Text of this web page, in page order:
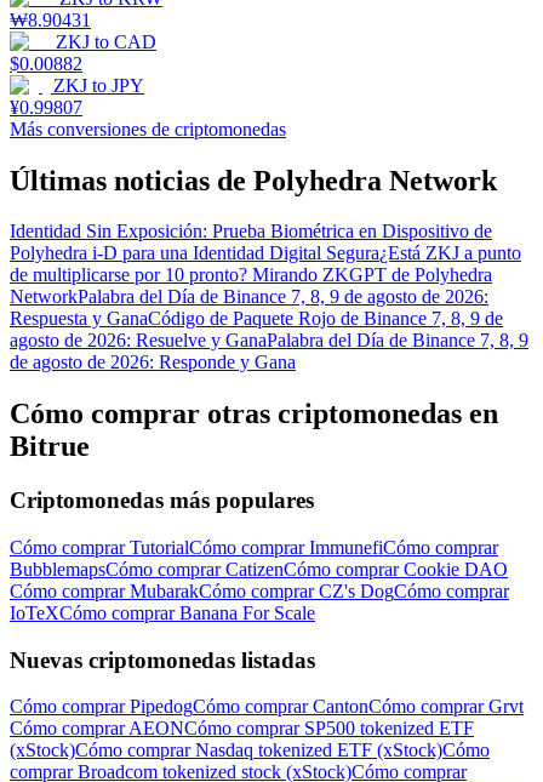
₩8.90431
ZKJ to CAD
$0.00882
ZKJ to JPY
¥0.99807
Más conversiones de criptomonedas
Últimas noticias de Polyhedra Network
Identidad Sin Exposición: Prueba Biométrica en Dispositivo de
Polyhedra i-D para una Identidad Digital Segura¿Está ZKJ a punto
de multiplicarse por 10 pronto? Mirando ZKGPT de Polyhedra
NetworkPalabra del Día de Binance 7, 8, 9 de agosto de 2026:
Respuesta y GanaCódigo de Paquete Rojo de Binance 7, 8, 9 de
agosto de 2026: Resuelve y GanaPalabra del Día de Binance 7, 8, 9
de agosto de 2026: Responde y Gana
Cómo comprar otras criptomonedas en
Bitrue
Criptomonedas más populares
Cómo comprar TutorialCómo comprar ImmunefiCómo comprar
BubblemapsCómo comprar CatizenCómo comprar Cookie DAO
Cómo comprar MubarakCómo comprar CZ's DogCómo comprar
IoTeXCómo comprar Banana For Scale
Nuevas criptomonedas listadas
Cómo comprar PipedogCómo comprar CantonCómo comprar Grvt
Cómo comprar AEONCómo comprar SP500 tokenized ETF
(xStock)Cómo comprar Nasdaq tokenized ETF (xStock)Cómo
comprar Broadcom tokenized stock (xStock)Cómo comprar